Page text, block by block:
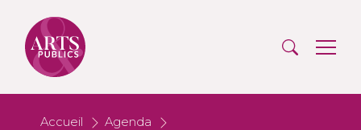
Accueil
Agenda